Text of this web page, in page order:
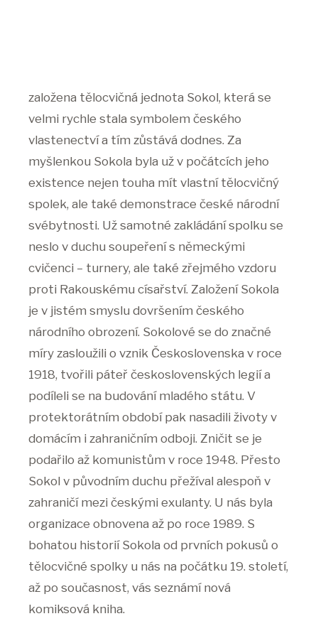
založena tělocvičná jednota Sokol, která se
velmi rychle stala symbolem českého
vlastenectví a tím zůstává dodnes. Za
myšlenkou Sokola byla už v počátcích jeho
existence nejen touha mít vlastní tělocvičný
spolek, ale také demonstrace české národní
svébytnosti. Už samotné zakládání spolku se
neslo v duchu soupeření s německými
cvičenci – turnery, ale také zřejmého vzdoru
proti Rakouskému císařství. Založení Sokola
je v jistém smyslu dovršením českého
národního obrození. Sokolové se do značné
míry zasloužili o vznik Československa v roce
1918, tvořili páteř československých legií a
podíleli se na budování mladého státu. V
protektorátním období pak nasadili životy v
domácím i zahraničním odboji. Zničit se je
podařilo až komunistům v roce 1948. Přesto
Sokol v původním duchu přežíval alespoň v
zahraničí mezi českými exulanty. U nás byla
organizace obnovena až po roce 1989. S
bohatou historií Sokola od prvních pokusů o
tělocvičné spolky u nás na počátku 19. století,
až po současnost, vás seznámí nová
komiksová kniha.